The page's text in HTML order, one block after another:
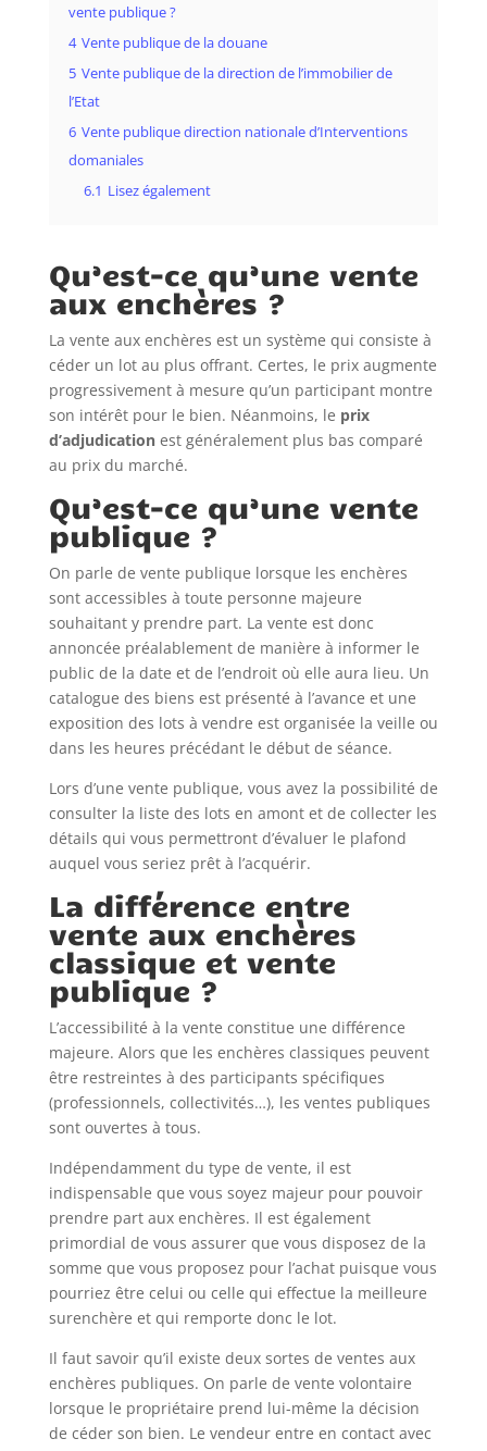
vente publique ?
4 Vente publique de la douane
5 Vente publique de la direction de l’immobilier de
l’Etat
6 Vente publique direction nationale d’Interventions
domaniales
6.1 Lisez également
Qu’est-ce qu’une vente
aux enchères ?
La vente aux enchères est un système qui consiste à
céder un lot au plus offrant. Certes, le prix augmente
progressivement à mesure qu’un participant montre
son intérêt pour le bien. Néanmoins, le prix
d’adjudicationest généralement plus bas comparé
au prix du marché.
Qu’est-ce qu’une vente
publique ?
On parle de vente publique lorsque les enchères
sont accessibles à toute personne majeure
souhaitant y prendre part. La vente est donc
annoncée préalablement de manière à informer le
public de la date et de l’endroit où elle aura lieu. Un
catalogue des biens est présenté à l’avance et une
exposition des lots à vendre est organisée la veille ou
dans les heures précédant le début de séance.
Lors d’une vente publique, vous avez la possibilité de
consulter la liste des lots en amont et de collecter les
détails qui vous permettront d’évaluer le plafond
auquel vous seriez prêt à l’acquérir.
La différence entre
vente aux enchères
classique et vente
publique ?
L’accessibilité à la vente constitue une différence
majeure. Alors que les enchères classiques peuvent
être restreintes à des participants spécifiques
(professionnels, collectivités…), les ventes publiques
sont ouvertes à tous.
Indépendamment du type de vente, il est
indispensable que vous soyez majeur pour pouvoir
prendre part aux enchères. Il est également
primordial de vous assurer que vous disposez de la
somme que vous proposez pour l’achat puisque vous
pourriez être celui ou celle qui effectue la meilleure
surenchère et qui remporte donc le lot.
Il faut savoir qu’il existe deux sortes de ventes aux
enchères publiques. On parle de vente volontaire
lorsque le propriétaire prend lui-même la décision
de céder son bien. Le vendeur entre en contact avec